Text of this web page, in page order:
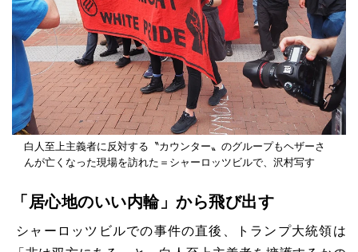
白人至上主義者に反対する〝カウンター〟のグループもヘザーさ
んが亡くなった現場を訪れた＝シャーロッツビルで、沢村写す
「居心地のいい内輪」から飛び出す
シャーロッツビルでの事件の直後、トランプ大統領は